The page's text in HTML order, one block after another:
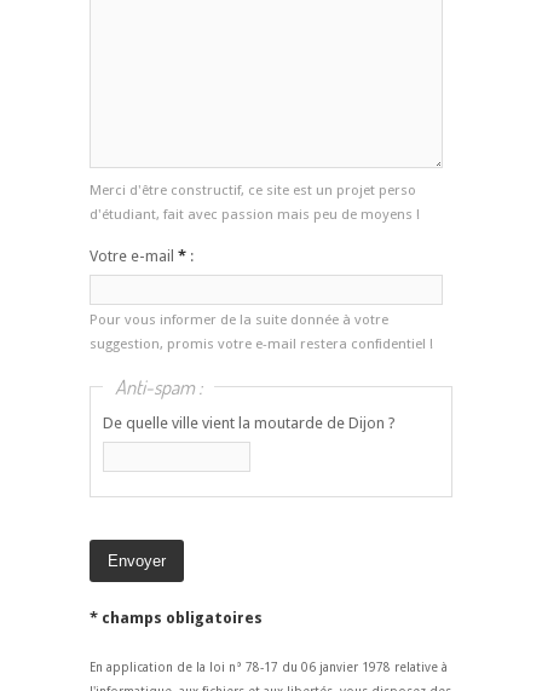
Merci d'être constructif, ce site est un projet perso
d'étudiant, fait avec passion mais peu de moyens !
Votre e-mail * :
Pour vous informer de la suite donnée à votre
suggestion, promis votre e-mail restera confidentiel !
Anti-spam :
De quelle ville vient la moutarde de Dijon ?
* champs obligatoires
En application de la loi n° 78-17 du 06 janvier 1978 relative à